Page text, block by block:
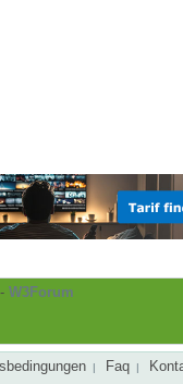
- W3Forum
| Faq |